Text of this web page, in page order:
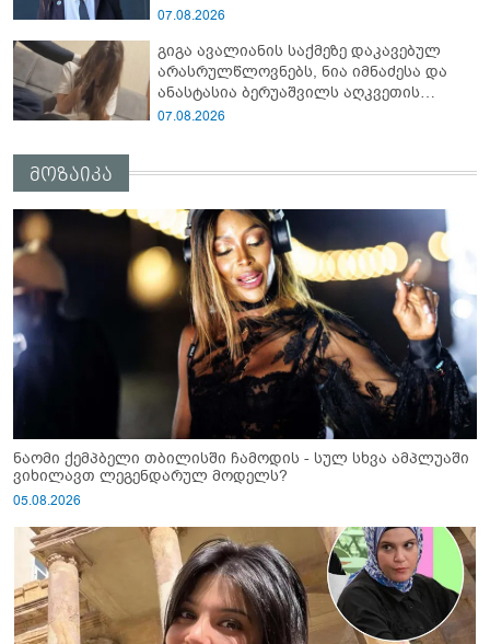
გაბაშვილმა დანაშაული” - რას ამბობს
07.08.2026
გიგა ავალიანის საქმეზე დაკავებულ
არასრულწლოვნებს, ნია იმნაძესა და
ანასტასია ბერუაშვილს აღკვეთის
ღონისძიების სახით პატიმრობა
07.08.2026
მოზაიკა
ნაომი ქემპბელი თბილისში ჩამოდის - სულ სხვა ამპლუაში
ვიხილავთ ლეგენდარულ მოდელს?
05.08.2026